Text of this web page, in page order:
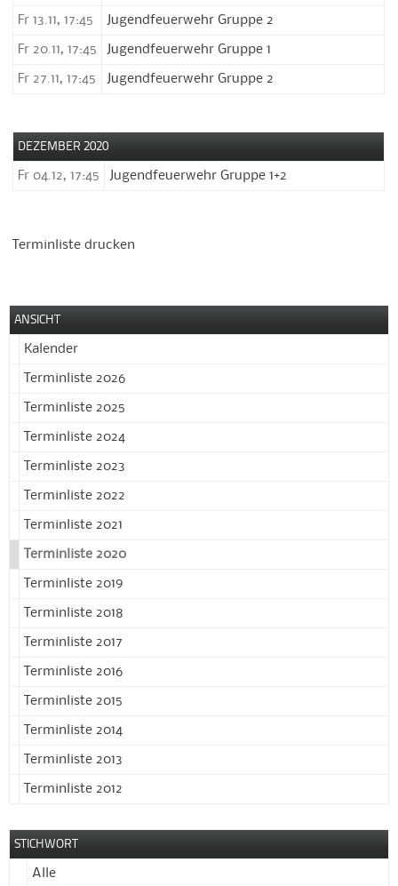
Fr 13.11, 17:45 Jugendfeuerwehr Gruppe 2
Fr 20.11, 17:45 Jugendfeuerwehr Gruppe 1
Fr 27.11, 17:45 Jugendfeuerwehr Gruppe 2
DEZEMBER 2020
Fr 04.12, 17:45 Jugendfeuerwehr Gruppe 1+2
Terminliste drucken
ANSICHT
Kalender
Terminliste 2026
Terminliste 2025
Terminliste 2024
Terminliste 2023
Terminliste 2022
Terminliste 2021
Terminliste 2020
Terminliste 2019
Terminliste 2018
Terminliste 2017
Terminliste 2016
Terminliste 2015
Terminliste 2014
Terminliste 2013
Terminliste 2012
STICHWORT
Alle